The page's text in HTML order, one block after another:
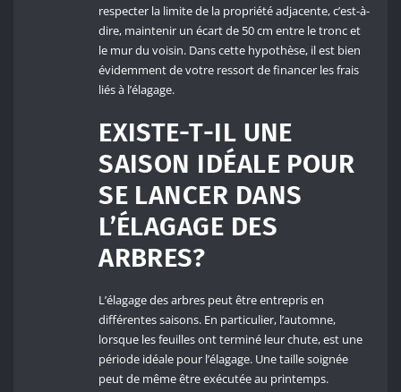
respecter la limite de la propriété adjacente, c’est-à-
dire, maintenir un écart de 50 cm entre le tronc et
le mur du voisin. Dans cette hypothèse, il est bien
évidemment de votre ressort de financer les frais
liés à l’élagage.
EXISTE-T-IL UNE
SAISON IDÉALE POUR
SE LANCER DANS
L’ÉLAGAGE DES
ARBRES?
L’élagage des arbres peut être entrepris en
différentes saisons. En particulier, l’automne,
lorsque les feuilles ont terminé leur chute, est une
période idéale pour l’élagage. Une taille soignée
peut de même être exécutée au printemps.